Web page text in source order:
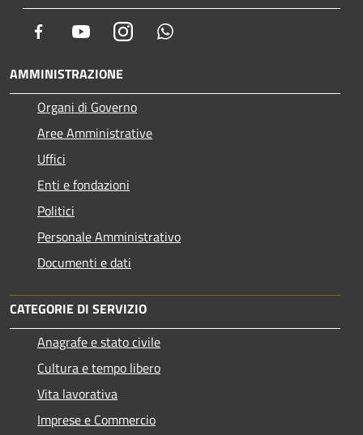
Facebook YoutubeInstagram
AMMINISTRAZIONE
Organi di Governo
Aree Amministrative
Uffici
Enti e fondazioni
Politici
Personale Amministrativo
Documenti e dati
CATEGORIE DI SERVIZIO
Anagrafe e stato civile
Cultura e tempo libero
Vita lavorativa
Imprese e Commercio